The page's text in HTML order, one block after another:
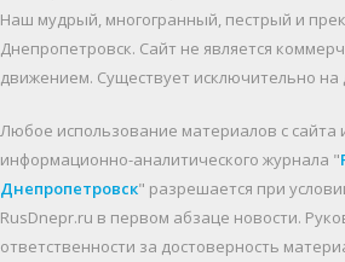
Наш мудрый, многогранный, пестрый и
Днепропетровск. Cайт не является
движением. Существует исключительно на
Любое использование материалов c сайта
информационно-аналитического журнала "
Днепропетровск" разрешается при
RusDnepr.ru в первом абзаце новости.
ответственности за достоверность